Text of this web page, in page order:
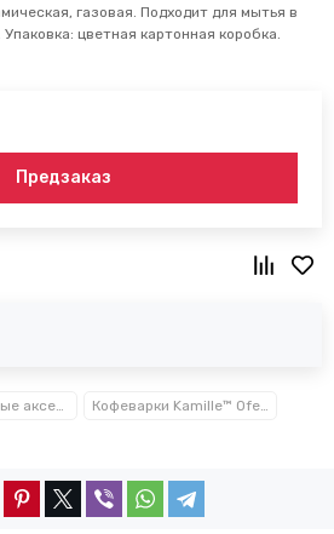
газовая. Подходит для мытья в
цветная картонная коробка.
Предзаказ
Посуда, кухонные аксессуары и принадлежности TM Kamille TM Ofenbach Кофеварки Kamille™ Ofenbach™